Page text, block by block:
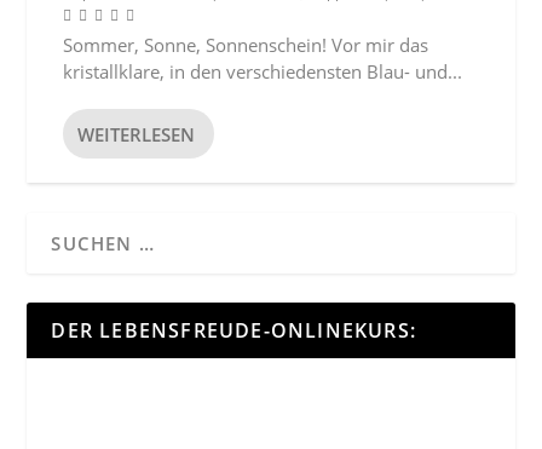
Sommer, Sonne, Sonnenschein! Vor mir das
kristallklare, in den verschiedensten Blau- und...
WEITERLESEN
DER LEBENSFREUDE-ONLINEKURS: